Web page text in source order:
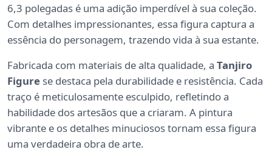
6,3 polegadas é uma adição imperdível à sua coleção.
Com detalhes impressionantes, essa figura captura a
essência do personagem, trazendo vida à sua estante.
Fabricada com materiais de alta qualidade, a Tanjiro
Figure se destaca pela durabilidade e resistência. Cada
traço é meticulosamente esculpido, refletindo a
habilidade dos artesãos que a criaram. A pintura
vibrante e os detalhes minuciosos tornam essa figura
uma verdadeira obra de arte.